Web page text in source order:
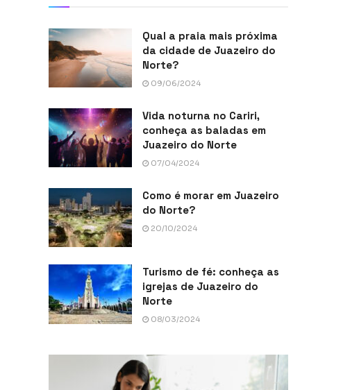
Qual a praia mais próxima
da cidade de Juazeiro do
Norte?
09/06/2024
Vida noturna no Cariri,
conheça as baladas em
Juazeiro do Norte
07/04/2024
Como é morar em Juazeiro
do Norte?
20/10/2024
Turismo de fé: conheça as
igrejas de Juazeiro do
Norte
08/03/2024